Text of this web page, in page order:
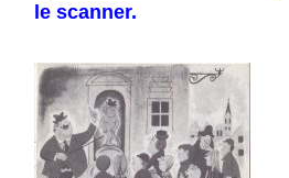
le scanner.